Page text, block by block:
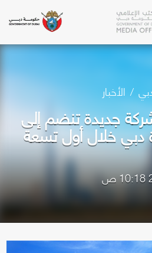
الأخبار
ألف شركة جديدة تنضم إلى
دبي خلال أول تسعة